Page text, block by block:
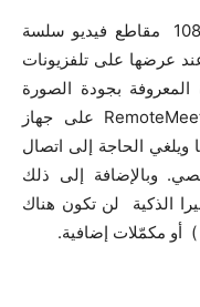
وتوفر الكاميرا الذكية بدقة ((1920 × 1080 مقاطع فيديو سلسة
عرضها على تلفزيونات
بجودة الصورة
الممتازة. ويعتبر إعداد تطبيق RemoteMeeting على جهاز
الحاجة إلى اتصال
وبالإضافة إلى ذلك
الذكية لن تكون هناك